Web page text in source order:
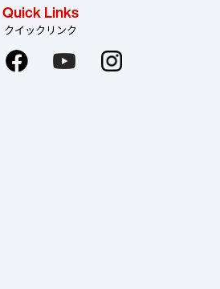
Quick Links
クイックリンク